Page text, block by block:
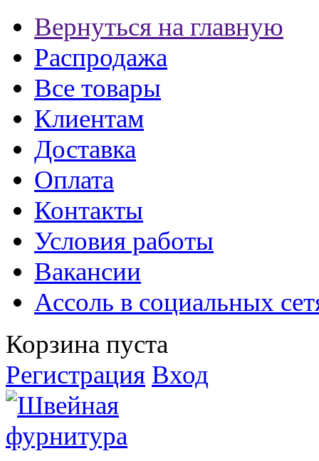
Вернуться на главную
Распродажа
Все товары
Клиентам
Доставка
Оплата
Контакты
Условия работы
Вакансии
Ассоль в социальных
Корзина пуста
Регистрация Вход